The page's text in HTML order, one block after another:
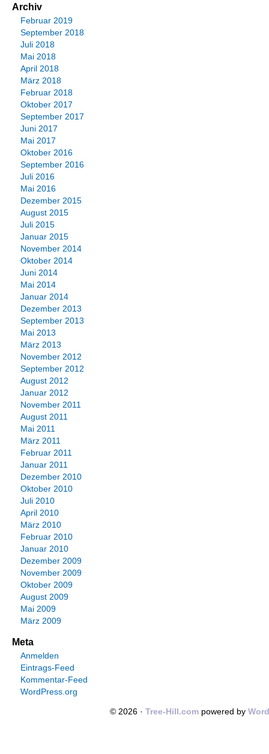
Archiv
Februar 2019
September 2018
Juli 2018
Mai 2018
April 2018
März 2018
Februar 2018
Oktober 2017
September 2017
Juni 2017
Mai 2017
Oktober 2016
September 2016
Juli 2016
Mai 2016
Dezember 2015
August 2015
Juli 2015
Januar 2015
November 2014
Oktober 2014
Juni 2014
Mai 2014
Januar 2014
Dezember 2013
September 2013
Mai 2013
März 2013
November 2012
September 2012
August 2012
Januar 2012
November 2011
August 2011
Mai 2011
März 2011
Februar 2011
Januar 2011
Dezember 2010
Oktober 2010
Juli 2010
April 2010
März 2010
Februar 2010
Januar 2010
Dezember 2009
November 2009
Oktober 2009
August 2009
Mai 2009
März 2009
Meta
Anmelden
Eintrags-Feed
Kommentar-Feed
WordPress.org
© 2026 · Tree-Hill.compowered by